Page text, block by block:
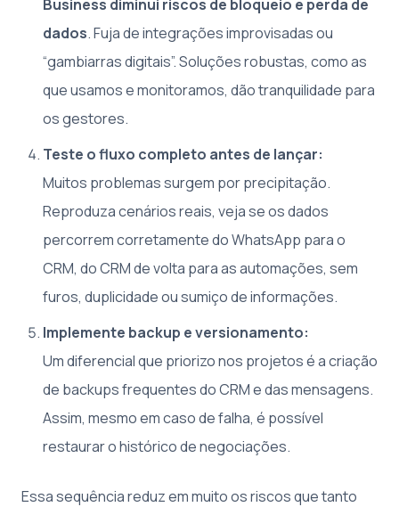
Business diminui riscos de bloqueio e perda de
dados. Fuja de integrações improvisadas ou
“gambiarras digitais”. Soluções robustas, como as
que usamos e monitoramos, dão tranquilidade para
os gestores.
Teste o fluxo completo antes de lançar:
Muitos problemas surgem por precipitação.
Reproduza cenários reais, veja se os dados
percorrem corretamente do WhatsApp para o
CRM, do CRM de volta para as automações, sem
furos, duplicidade ou sumiço de informações.
Implemente backup e versionamento:
Um diferencial que priorizo nos projetos é a criação
de backups frequentes do CRM e das mensagens.
Assim, mesmo em caso de falha, é possível
restaurar o histórico de negociações.
Essa sequência reduz em muito os riscos que tanto